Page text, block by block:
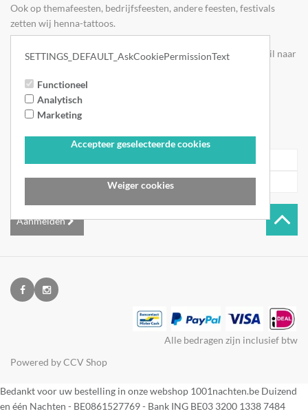
Ook op themafeesten, bedrijfsfeesten, andere feesten, festivals
zetten wij henna-tattoos.
Wilt u graag meer info of een boeking doen, stuur dan een mail naar
Inschrijven voor de nieuwsbrief
Aanmelden
Alle bedragen zijn inclusief btw
Powered byCCV Shop
SETTINGS_DEFAULT_AskCookiePermissionText
Functioneel
Analytisch
Marketing
Accepteer geselecteerde cookies
Weiger cookies
Bedankt voor uw bestelling in onze webshop 1001nachten.be Duizend
en één Nachten - BE0861527769 - Bank ING BE03 3200 1338 7484